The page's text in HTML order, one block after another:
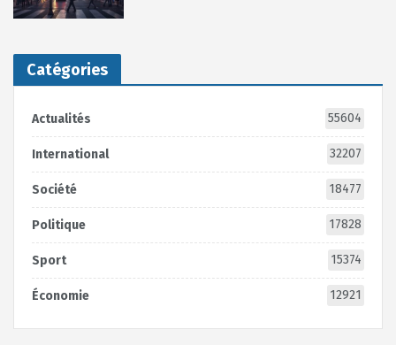
Catégories
Actualités 55604
International 32207
Société 18477
Politique 17828
Sport 15374
Économie 12921